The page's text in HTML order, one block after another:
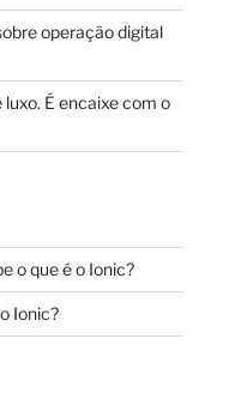
operação digital
É encaixe com o
o que é o Ionic?
Ionic?